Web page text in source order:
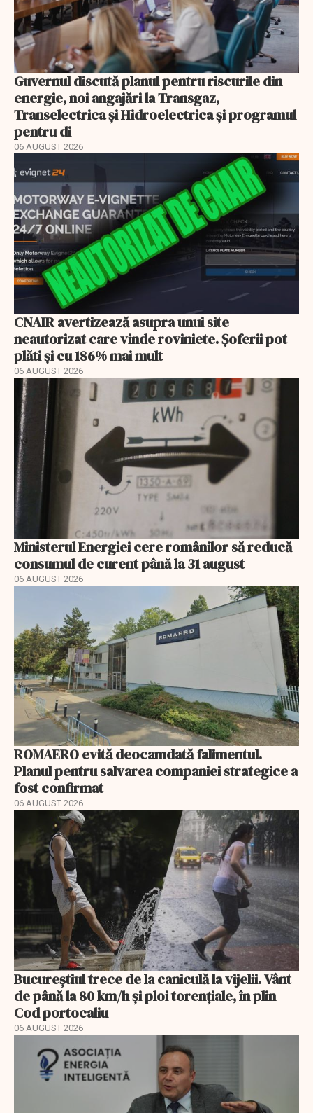
Guvernul discută planul pentru riscurile din
energie, noi angajări la Transgaz,
Transelectrica și Hidroelectrica și programul
pentru di
06 AUGUST 2026
CNAIR avertizează asupra unui site
neautorizat care vinde roviniete. Șoferii pot
plăti și cu 186% mai mult
06 AUGUST 2026
Ministerul Energiei cere românilor să reducă
consumul de curent până la 31 august
06 AUGUST 2026
ROMAERO evită deocamdată falimentul.
Planul pentru salvarea companiei strategice a
fost confirmat
06 AUGUST 2026
Bucureștiul trece de la caniculă la vijelii. Vânt
de până la 80 km/h și ploi torențiale, în plin
Cod portocaliu
06 AUGUST 2026